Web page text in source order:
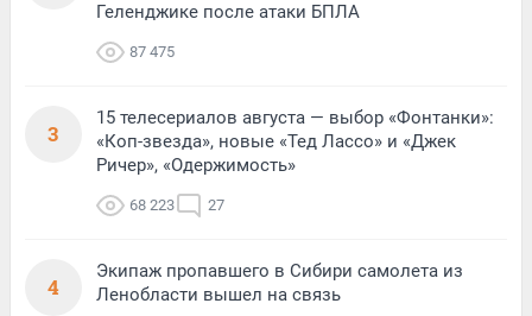
Геленджике после атаки БПЛА
87 475
3
15 телесериалов августа — выбор «Фонтанки»:
«Коп-звезда», новые «Тед Лассо» и «Джек
Ричер», «Одержимость»
68 223 27
4
Экипаж пропавшего в Сибири самолета из
Ленобласти вышел на связь